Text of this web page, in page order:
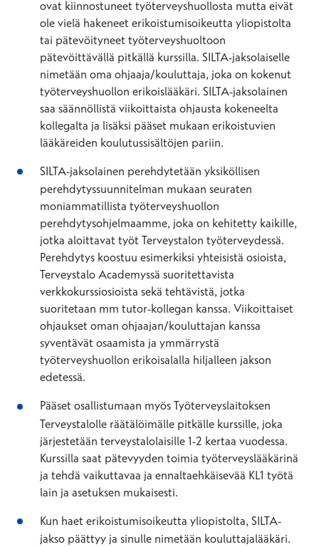
ovat kiinnostuneet työterveyshuollosta mutta eivät
ole vielä hakeneet erikoistumisoikeutta yliopistolta
tai pätevöityneet työterveyshuoltoon
pätevöittävällä pitkällä kurssilla. SILTA-jaksolaiselle
nimetään oma ohjaaja/kouluttaja, joka on kokenut
työterveyshuollon erikoislääkäri. SILTA-jaksolainen
saa säännöllistä viikoittaista ohjausta kokeneelta
kollegalta ja lisäksi pääset mukaan erikoistuvien
lääkäreiden koulutussisältöjen pariin.
SILTA-jaksolainen perehdytetään yksiköllisen
perehdytyssuunnitelman mukaan seuraten
moniammatillista työterveyshuollon
perehdytysohjelmaamme, joka on kehitetty kaikille,
jotka aloittavat työt Terveystalon työterveydessä.
Perehdytys koostuu esimerkiksi yhteisistä osioista,
Terveystalo Academyssä suoritettavista
verkkokurssiosioista sekä tehtävistä, jotka
suoritetaan mm tutor-kollegan kanssa. Viikoittaiset
ohjaukset oman ohjaajan/kouluttajan kanssa
syventävät osaamista ja ymmärrystä
työterveyshuollon erikoisalalla hiljalleen jakson
edetessä.
Pääset osallistumaan myös Työterveyslaitoksen
Terveystalolle räätälöimälle pitkälle kurssille, joka
järjestetään terveystalolaisille 1-2 kertaa vuodessa.
Kurssilla saat pätevyyden toimia työterveyslääkärinä
ja tehdä vaikuttavaa ja ennaltaehkäisevää KL1 työtä
lain ja asetuksen mukaisesti.
Kun haet erikoistumisoikeutta yliopistolta, SILTA-
jakso päättyy ja sinulle nimetään kouluttajalääkäri.